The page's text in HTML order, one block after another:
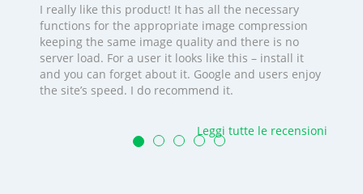
I really like this product! It has all the necessary
functions for the appropriate image compression
keeping the same image quality and there is no
server load. For a user it looks like this – install it
and you can forget about it. Google and users enjoy
the site’s speed. I do recommend it.
Leggi tutte le recensioni